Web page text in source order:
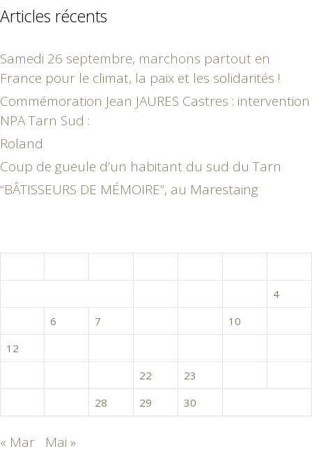
Articles récents
Samedi 26 septembre, marchons partout en
France pour le climat, la paix et les solidarités !
Commémoration Jean JAURES Castres : intervention
NPA Tarn Sud :
Roland
Coup de gueule d’un habitant du sud du Tarn
“BÂTISSEURS DE MÉMOIRE”, au Marestaing
4
6 7 10
12
22 23
28 29 30
« Mar Mai »